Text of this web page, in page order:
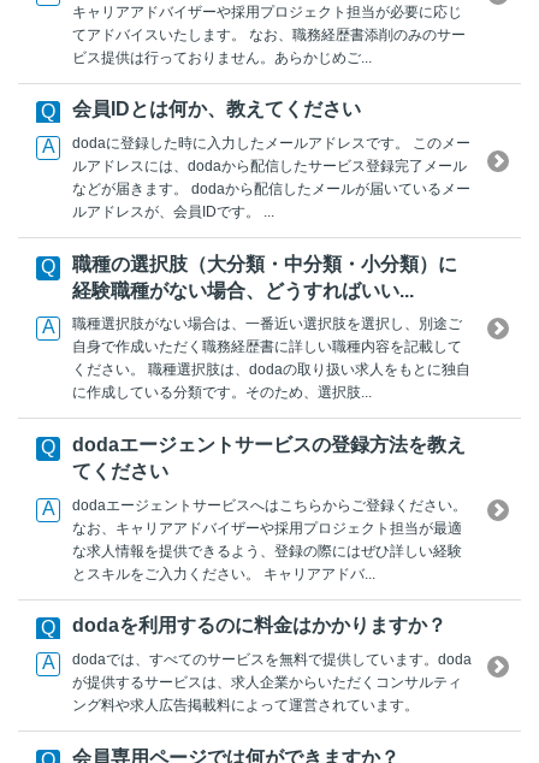
キャリアアドバイザーや採用プロジェクト担当が必要に応じ
てアドバイスいたします。 なお、職務経歴書添削のみのサー
ビス提供は行っておりません。あらかじめご...
会員IDとは何か、教えてください
dodaに登録した時に入力したメールアドレスです。 このメー
ルアドレスには、dodaから配信したサービス登録完了メール
などが届きます。 dodaから配信したメールが届いているメー
ルアドレスが、会員IDです。 ...
職種の選択肢（大分類・中分類・小分類）に
経験職種がない場合、どうすればいい...
職種選択肢がない場合は、一番近い選択肢を選択し、別途ご
自身で作成いただく職務経歴書に詳しい職種内容を記載して
ください。 職種選択肢は、dodaの取り扱い求人をもとに独自
に作成している分類です。そのため、選択肢...
dodaエージェントサービスの登録方法を教え
てください
dodaエージェントサービスへはこちらからご登録ください。
なお、キャリアアドバイザーや採用プロジェクト担当が最適
な求人情報を提供できるよう、登録の際にはぜひ詳しい経験
とスキルをご入力ください。 キャリアアドバ...
dodaを利用するのに料金はかかりますか？
dodaでは、すべてのサービスを無料で提供しています。doda
が提供するサービスは、求人企業からいただくコンサルティ
ング料や求人広告掲載料によって運営されています。
会員専用ページでは何ができますか？